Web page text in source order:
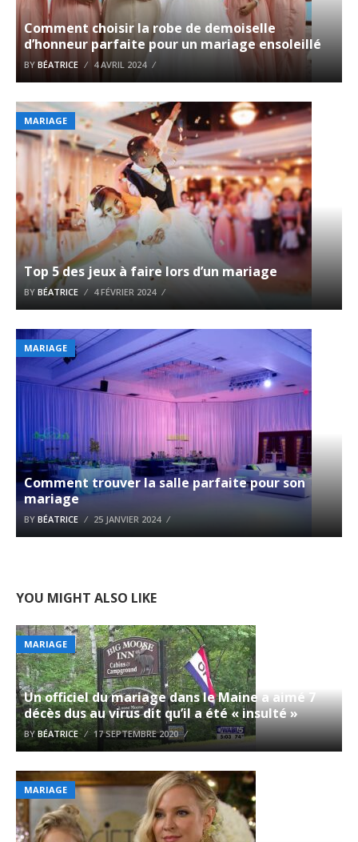
Comment choisir la robe de demoiselle
d’honneur parfaite pour un mariage ensoleillé
BY BÉATRICE 4 AVRIL 2024
MARIAGE
Top 5 des jeux à faire lors d’un mariage
BY BÉATRICE 4 FÉVRIER 2024
MARIAGE
Comment trouver la salle parfaite pour son
mariage
BY BÉATRICE 25 JANVIER 2024
YOU MIGHT ALSO LIKE
MARIAGE
Un officiel du mariage dans le Maine a aimé 7
décès dus au virus dit qu’il a été « insulté »
BYBÉATRICE 17 SEPTEMBRE 2020
MARIAGE